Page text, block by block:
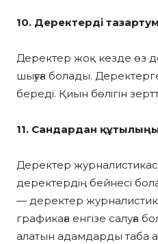
10. Деректерді
Деректер жоқ кезде өз
шығуға болады.
береді. Қиын бөлігін
11. Сандардан
Деректер
деректердің бейнесі
— деректер
графикаға енгізе
алатын адамдарды таба